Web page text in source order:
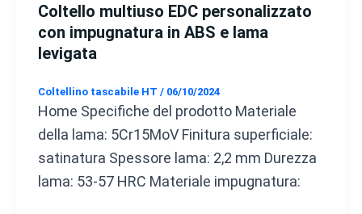
Coltello multiuso EDC personalizzato
con impugnatura in ABS e lama
levigata
Coltellino tascabile HT / 06/10/2024
Home Specifiche del prodotto Materiale
della lama: 5Cr15MoV Finitura superficiale:
satinatura Spessore lama: 2,2 mm Durezza
lama: 53-57 HRC Materiale impugnatura: